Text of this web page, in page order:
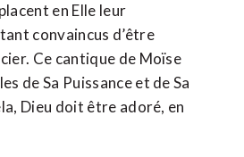
en Elle leur
convaincus d’être
Ce cantique de Moïse
de Sa Puissance et de Sa
Dieu doit être adoré, en